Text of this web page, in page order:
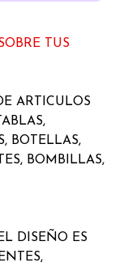
TUS
ARTICULOS
BOTELLAS,
BOMBILLAS,
DISEÑO ES